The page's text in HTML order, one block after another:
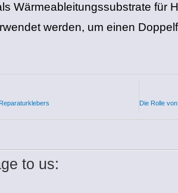
Wärmeableitungssubstrate für
werden, um einen
to us: